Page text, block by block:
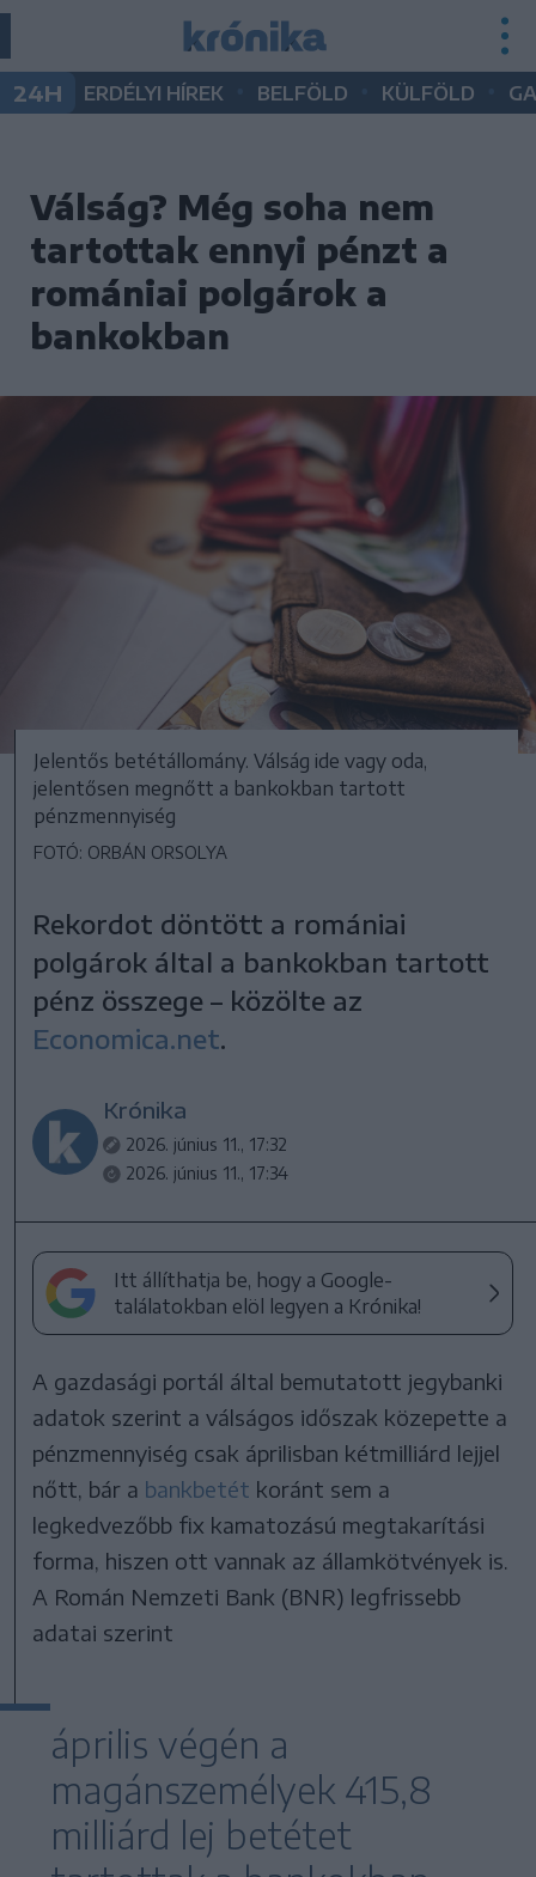
24H ERDÉLYI HÍREK BELFÖLD KÜLFÖLD
Válság? Még soha nem
tartottak ennyi pénzt a
romániai polgárok a
bankokban
Jelentős betétállomány. Válság ide vagy oda,
jelentősen megnőtt a bankokban tartott
pénzmennyiség
FOTÓ: ORBÁN ORSOLYA
Rekordot döntött a romániai
polgárok által a bankokban tartott
pénz összege – közölte az
Economica.net.
Krónika
2026. június 11., 17:32
2026. június 11., 17:34
Itt állíthatja be, hogy a Google-
találatokban elöl legyen a Krónika!
A gazdasági portál által bemutatott jegybanki
adatok szerint a válságos időszak közepette a
pénzmennyiség csak áprilisban kétmilliárd lejjel
nőtt, bár a bankbetét koránt sem a
legkedvezőbb fix kamatozású megtakarítási
forma, hiszen ott vannak az államkötvények is.
A Román Nemzeti Bank (BNR) legfrissebb
adatai szerint
április végén a
magánszemélyek 415,8
milliárd lej betétet